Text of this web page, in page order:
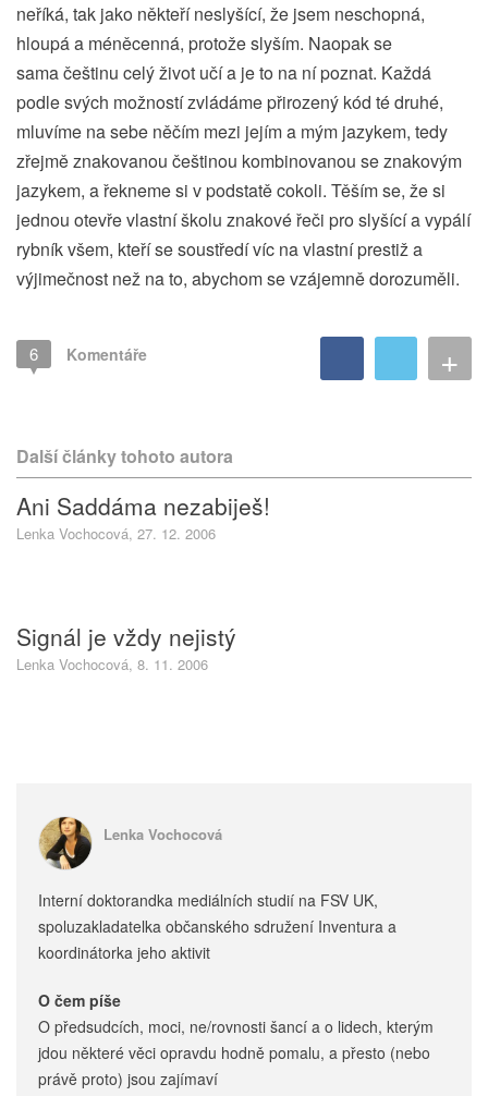
neříká, tak jako někteří neslyšící, že jsem neschopná,
hloupá a méněcenná, protože slyším. Naopak se
sama češtinu celý život učí a je to na ní poznat. Každá
podle svých možností zvládáme přirozený kód té druhé,
mluvíme na sebe něčím mezi jejím a mým jazykem, tedy
zřejmě znakovanou češtinou kombinovanou se znakovým
jazykem, a řekneme si v podstatě cokoli. Těším se, že si
jednou otevře vlastní školu znakové řeči pro slyšící a vypálí
rybník všem, kteří se soustředí víc na vlastní prestiž a
výjimečnost než na to, abychom se vzájemně dorozuměli.
6 Komentáře +
Další články tohoto autora
Ani Saddáma nezabiješ!
Lenka Vochocová, 27. 12. 2006
Signál je vždy nejistý
Lenka Vochocová, 8. 11. 2006
Lenka Vochocová
Interní doktorandka mediálních studií na FSV UK,
spoluzakladatelka občanského sdružení Inventura a
koordinátorka jeho aktivit
O čem píše
O předsudcích, moci, ne/rovnosti šancí a o lidech, kterým
jdou některé věci opravdu hodně pomalu, a přesto (nebo
právě proto) jsou zajímaví